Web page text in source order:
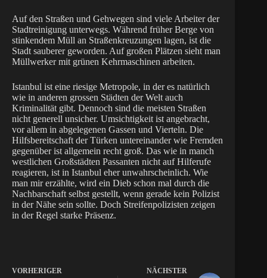
Auf den Straßen und Gehwegen sind viele Arbeiter der
Stadtreinigung unterwegs. Während früher Berge von
stinkendem Müll an Straßenkreuzungen lagen, ist die
Stadt sauberer geworden. Auf großen Plätzen sieht man
Müllwerker mit grünen Kehrmaschinen arbeiten.
Istanbul ist eine riesige Metropole, in der es natürlich
wie in anderen grossen Städten der Welt auch
Kriminalität gibt. Dennoch sind die meisten Straßen
nicht generell unsicher. Umsichtigkeit ist angebracht,
vor allem in abgelegenen Gassen und Vierteln. Die
Hilfsbereitschaft der Türken untereinander wie Fremden
gegenüber ist allgemein recht groß. Das wie in manch
westlichen Großstädten Passanten nicht auf Hilferufe
reagieren, ist in Istanbul eher unwahrscheinlich. Wie
man mir erzählte, wird ein Dieb schon mal durch die
Nachbarschaft selbst gestellt, wenn gerade kein Polizist
in der Nähe sein sollte. Doch Streifenpolizisten zeigen
in der Regel starke Präsenz.
VORHERIGER NÄCHSTER